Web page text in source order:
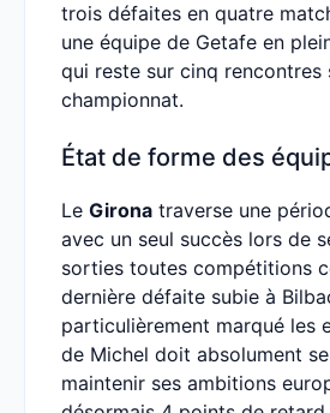
trois défaites en quatre
une équipe de Getafe en
qui reste sur cinq rencontres
championnat.
État de forme des
Le Girona traverse une
avec un seul succès lors de
sorties toutes compétitions
dernière défaite subie à
particulièrement marqué les
de Michel doit absolument
maintenir ses ambitions